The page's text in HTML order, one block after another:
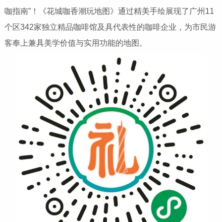
咖指南”！《花城咖香潮玩地图》通过精美手绘展现了广州11
个区342家独立精品咖啡馆及具代表性的咖啡企业，为市民游
客奉上兼具美学价值与实用功能的地图。